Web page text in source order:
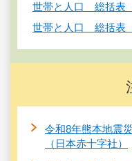
世帯と人口 総括表
世帯と人口 総括表
令和8年熊本地震
（日本赤十字社）